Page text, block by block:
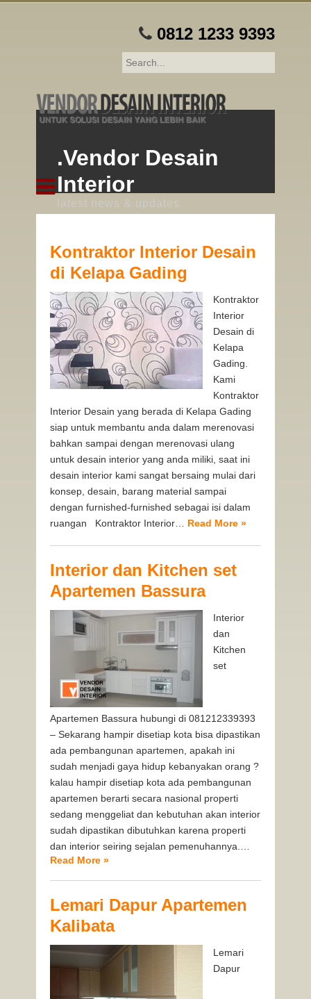
0812 1233 9393
.Vendor Desain
Interior
latest news & updates
Kontraktor Interior Desain
di Kelapa Gading
Kontraktor
Interior
Desain di
Kelapa
Gading.
Kami
Kontraktor
Interior Desain yang berada di Kelapa Gading
siap untuk membantu anda dalam merenovasi
bahkan sampai dengan merenovasi ulang
untuk desain interior yang anda miliki, saat ini
desain interior kami sangat bersaing mulai dari
konsep, desain, barang material sampai
dengan furnished-furnished sebagai isi dalam
ruangan Kontraktor Interior… Read More »
Interior dan Kitchen set
Apartemen Bassura
Interior
dan
Kitchen
set
Apartemen Bassura hubungi di 081212339393
– Sekarang hampir disetiap kota bisa dipastikan
ada pembangunan apartemen, apakah ini
sudah menjadi gaya hidup kebanyakan orang ?
kalau hampir disetiap kota ada pembangunan
apartemen berarti secara nasional properti
sedang menggeliat dan kebutuhan akan interior
sudah dipastikan dibutuhkan karena properti
dan interior seiring sejalan pemenuhannya.…
Read More »
Lemari Dapur Apartemen
Kalibata
Lemari
Dapur